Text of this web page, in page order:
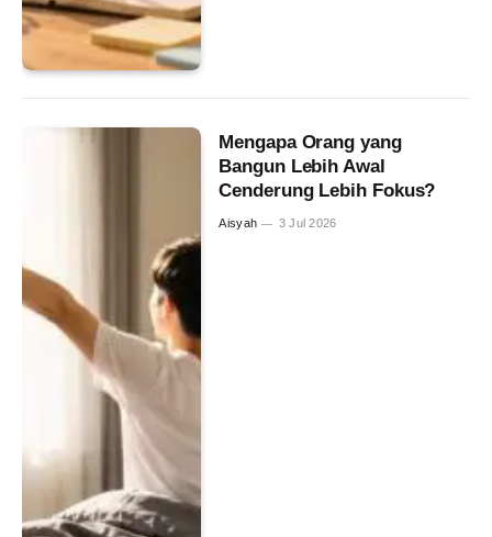
Mengapa Orang yang
Bangun Lebih Awal
Cenderung Lebih Fokus?
Aisyah 3 Jul 2026